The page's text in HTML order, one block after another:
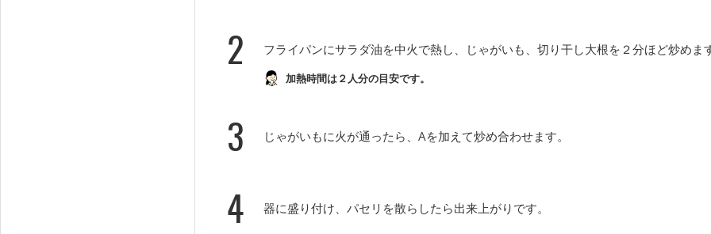
2 フライパンにサラダ油を中火で熱し、じゃがいも、切り干し大根を２分ほど炒めます
加熱時間は２人分の目安です。
3 じゃがいもに火が通ったら、Aを加えて炒め合わせます。
4 器に盛り付け、パセリを散らしたら出来上がりです。